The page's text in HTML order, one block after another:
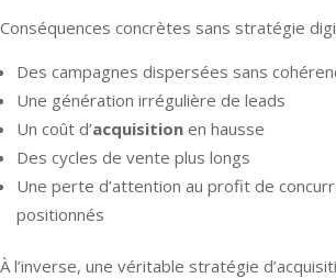
Conséquences concrètes sans stratégie
Des campagnes dispersées sans
Une génération irrégulière de leads
Un coût d’acquisition en hausse
Des cycles de vente plus longs
Une perte d’attention au profit de
positionnés
À l’inverse, une véritable stratégie